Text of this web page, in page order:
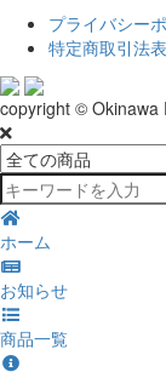
プライバシー
特定商取引法
copyright © Okinawa
ホーム
お知らせ
商品一覧